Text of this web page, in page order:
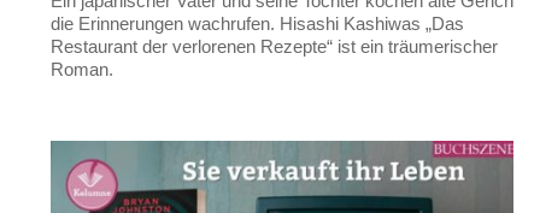
die Erinnerungen wachrufen. Hisashi Kashiwas „Das
Restaurant der verlorenen Rezepte“ ist ein träumerischer
Roman.